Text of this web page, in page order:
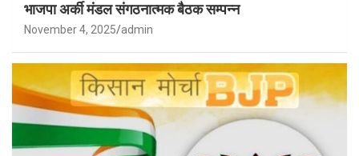
भाजपा अर्की मंडल संगठनात्मक बैठक सम्पन्न
November 4, 2025 admin